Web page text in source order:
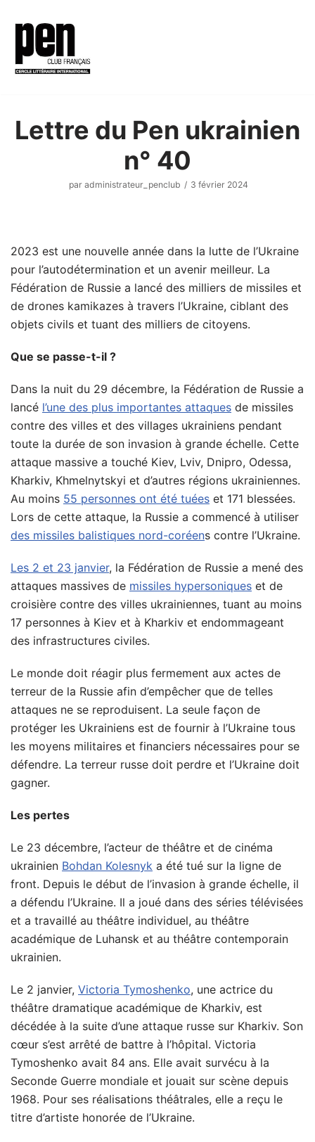
au
contenu
Lettre du Pen ukrainien
n° 40
par administrateur_penclub 3 février 2024
2023 est une nouvelle année dans la lutte de l’Ukraine
pour l’autodétermination et un avenir meilleur. La
Fédération de Russie a lancé des milliers de missiles et
de drones kamikazes à travers l’Ukraine, ciblant des
objets civils et tuant des milliers de citoyens.
Que se passe-t-il ?
Dans la nuit du 29 décembre, la Fédération de Russie a
lancé l’une des plus importantes attaques de missiles
contre des villes et des villages ukrainiens pendant
toute la durée de son invasion à grande échelle. Cette
attaque massive a touché Kiev, Lviv, Dnipro, Odessa,
Kharkiv, Khmelnytskyi et d’autres régions ukrainiennes.
Au moins 55 personnes ont été tuées et 171 blessées.
Lors de cette attaque, la Russie a commencé à utiliser
des missiles balistiques nord-coréens contre l’Ukraine.
Les 2 et 23 janvier, la Fédération de Russie a mené des
attaques massives de missiles hypersoniques et de
croisière contre des villes ukrainiennes, tuant au moins
17 personnes à Kiev et à Kharkiv et endommageant
des infrastructures civiles.
Le monde doit réagir plus fermement aux actes de
terreur de la Russie afin d’empêcher que de telles
attaques ne se reproduisent. La seule façon de
protéger les Ukrainiens est de fournir à l’Ukraine tous
les moyens militaires et financiers nécessaires pour se
défendre. La terreur russe doit perdre et l’Ukraine doit
gagner.
Les pertes
Le 23 décembre, l’acteur de théâtre et de cinéma
ukrainien Bohdan Kolesnyk a été tué sur la ligne de
front. Depuis le début de l’invasion à grande échelle, il
a défendu l’Ukraine. Il a joué dans des séries télévisées
et a travaillé au théâtre individuel, au théâtre
académique de Luhansk et au théâtre contemporain
ukrainien.
Le 2 janvier, Victoria Tymoshenko, une actrice du
théâtre dramatique académique de Kharkiv, est
décédée à la suite d’une attaque russe sur Kharkiv. Son
cœur s’est arrêté de battre à l’hôpital. Victoria
Tymoshenko avait 84 ans. Elle avait survécu à la
Seconde Guerre mondiale et jouait sur scène depuis
1968. Pour ses réalisations théâtrales, elle a reçu le
titre d’artiste honorée de l’Ukraine.